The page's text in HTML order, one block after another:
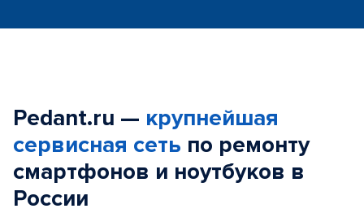
Pedant.ru — крупнейшая
сервисная сеть по ремонту
смартфонов и ноутбуков в
России